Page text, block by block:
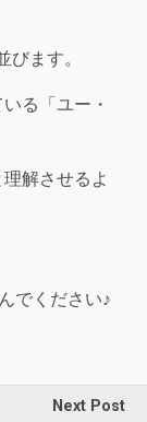
ます。
る「ユー・
解させるよ
でください♪
Next Post